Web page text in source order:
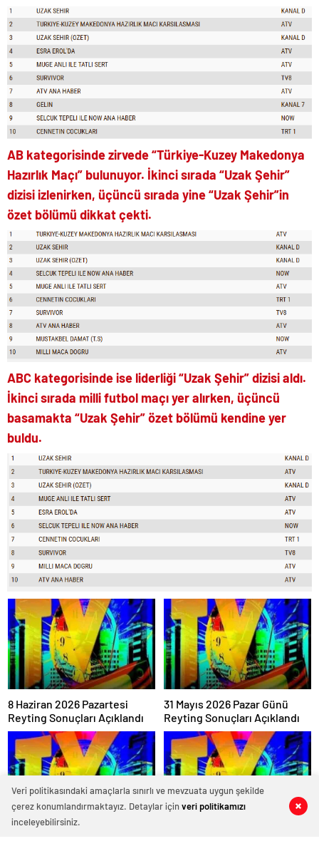
0 0
0 0
AB kategorisinde zirvede “Türkiye-Kuzey Makedonya
Hazırlık Maçı” bulunuyor. İkinci sırada “Uzak Şehir”
dizisi izlenirken, üçüncü sırada yine “Uzak Şehir”in
özet bölümü dikkat çekti.
ABC kategorisinde ise liderliği “Uzak Şehir” dizisi aldı.
İkinci sırada milli futbol maçı yer alırken, üçüncü
basamakta “Uzak Şehir” özet bölümü kendine yer
buldu.
8 Haziran 2026 Pazartesi
Reyting Sonuçları Açıklandı
31 Mayıs 2026 Pazar Günü
Reyting Sonuçları Açıklandı
Veri politikasındaki amaçlarla sınırlı ve mevzuata uygun şekilde
çerez konumlandırmaktayız. Detaylar içinveri politikamızı
inceleyebilirsiniz.